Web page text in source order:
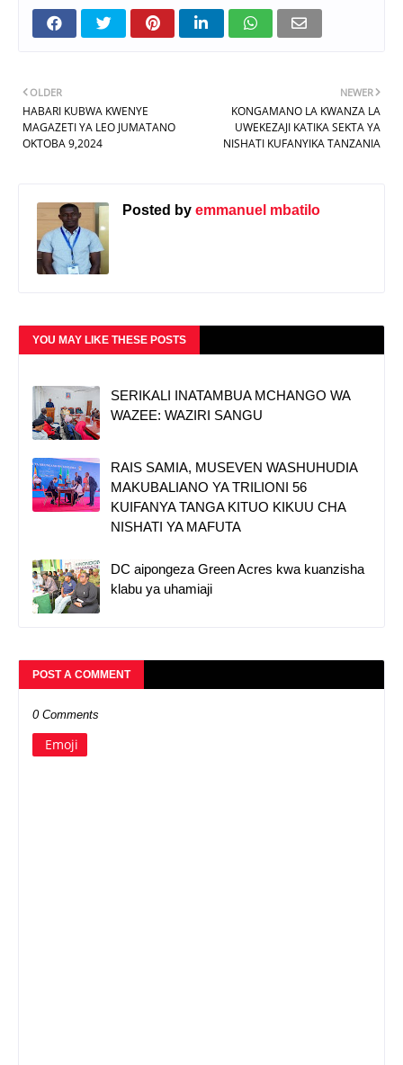
NEWER
KONGAMANO LA KWANZA LA
UWEKEZAJI KATIKA SEKTA YA
NISHATI KUFANYIKA TANZANIA
OLDER
HABARI KUBWA KWENYE
MAGAZETI YA LEO JUMATANO
OKTOBA 9,2024
Posted by emmanuel mbatilo
YOU MAY LIKE THESE POSTS
SERIKALI INATAMBUA MCHANGO WA
WAZEE: WAZIRI SANGU
RAIS SAMIA, MUSEVEN WASHUHUDIA
MAKUBALIANO YA TRILIONI 56
KUIFANYA TANGA KITUO KIKUU CHA
NISHATI YA MAFUTA
DC aipongeza Green Acres kwa kuanzisha
klabu ya uhamiaji
POST A COMMENT
0 Comments
Emoji